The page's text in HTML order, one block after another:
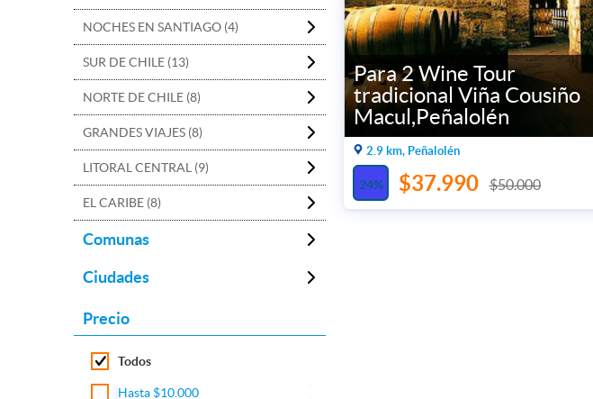
NOCHES EN SANTIAGO (4)
SUR DE CHILE (13)
NORTE DE CHILE (8)
GRANDES VIAJES (8)
LITORAL CENTRAL (9)
EL CARIBE (8)
Comunas
Ciudades
Precio
Todos
Hasta $10.000
Para 2 Wine Tour
tradicional Viña Cousiño
Macul,Peñalolén
2.9 km, Peñalolén
24% $37.990 $50.000